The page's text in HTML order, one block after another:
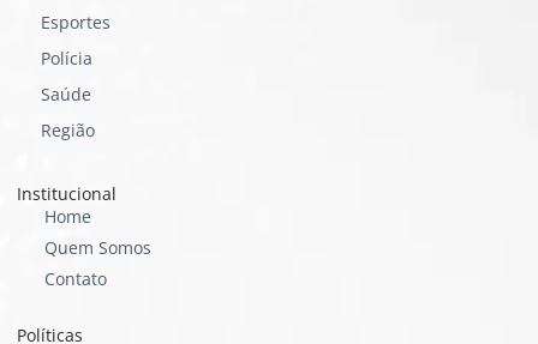
Esportes
Polícia
Saúde
Região
Institucional
Home
Quem Somos
Contato
Políticas